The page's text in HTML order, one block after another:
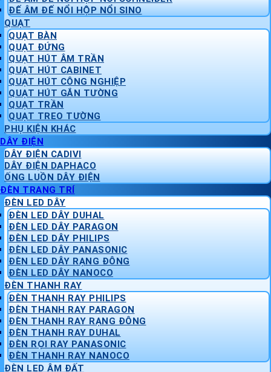
ĐẾ ÂM ĐẾ NỔI HỘP NỔI SINO
QUẠT
QUẠT BÀN
QUẠT ĐỨNG
QUẠT HÚT ÂM TRẦN
QUẠT HÚT CABINET
QUẠT HÚT CÔNG NGHIỆP
QUẠT HÚT GẮN TƯỜNG
QUẠT TRẦN
QUẠT TREO TƯỜNG
PHỤ KIỆN KHÁC
DÂY ĐIỆN
DÂY ĐIỆN CADIVI
DÂY ĐIỆN DAPHACO
ỐNG LUỒN DÂY ĐIỆN
ĐÈN TRANG TRÍ
ĐÈN LED DÂY
ĐÈN LED DÂY DUHAL
ĐÈN LED DÂY PARAGON
ĐÈN LED DÂY PHILIPS
ĐÈN LED DÂY PANASONIC
ĐÈN LED DÂY RẠNG ĐÔNG
ĐÈN LED DÂY NANOCO
ĐÈN THANH RAY
ĐÈN THANH RAY PHILIPS
ĐÈN THANH RAY PARAGON
ĐÈN THANH RAY RẠNG ĐÔNG
ĐÈN THANH RAY DUHAL
ĐÈN RỌI RAY PANASONIC
ĐÈN THANH RAY NANOCO
ĐÈN LED ÂM ĐẤT